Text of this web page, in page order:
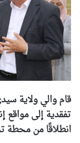
قام والي ولاية
تفقدية إلى مواقع
انطلاقًا من محطة